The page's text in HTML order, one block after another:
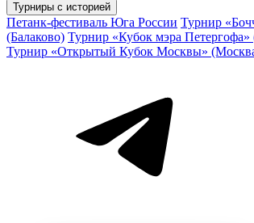
Турниры с историей
Петанк-фестиваль Юга России Турнир
(Балаково) Турнир «Кубок мэра Петергофа»
Турнир «Открытый Кубок Москвы»